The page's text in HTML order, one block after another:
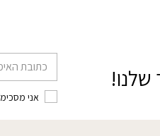
שלנו!
אני